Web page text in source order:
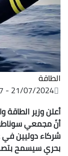
الطاقة
21/07/2024 - 15:57
أعلن وزير الطاقة
أنّ مجمعي
شركاء دوليين في
بحري سيسمح